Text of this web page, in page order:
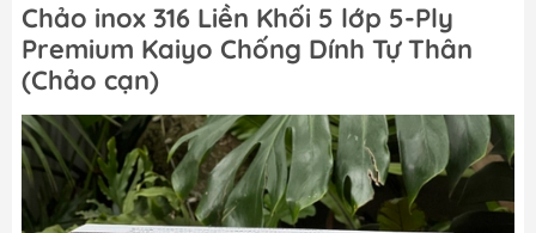
Chảo inox 316 Liền Khối 5 lớp 5-Ply
Premium Kaiyo Chống Dính Tự Thân
(Chảo cạn)